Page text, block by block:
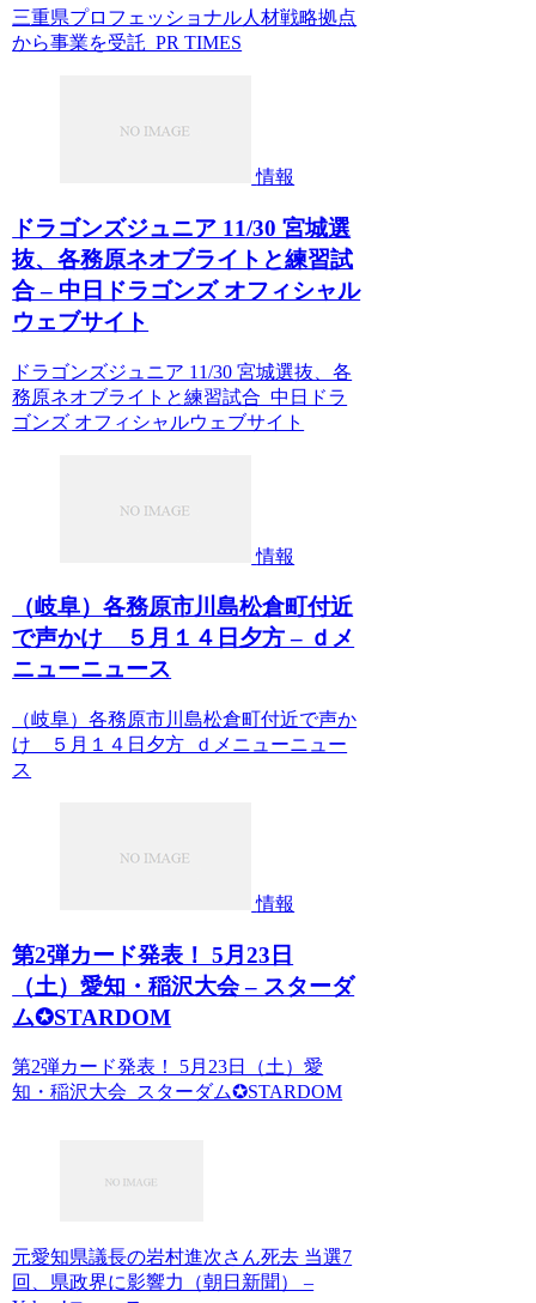
三重県プロフェッショナル人材戦略拠点
から事業を受託 PR TIMES
情報
ドラゴンズジュニア 11/30 宮城選
抜、各務原ネオブライトと練習試
合 – 中日ドラゴンズ オフィシャル
ウェブサイト
ドラゴンズジュニア 11/30 宮城選抜、各
務原ネオブライトと練習試合 中日ドラ
ゴンズ オフィシャルウェブサイト
情報
（岐阜）各務原市川島松倉町付近
で声かけ ５月１４日夕方 – ｄメ
ニューニュース
（岐阜）各務原市川島松倉町付近で声か
け ５月１４日夕方 ｄメニューニュー
ス
情報
第2弾カード発表！ 5月23日
（土）愛知・稲沢大会 – スターダ
ム✪STARDOM
第2弾カード発表！ 5月23日（土）愛
知・稲沢大会 スターダム✪STARDOM
元愛知県議長の岩村進次さん死去 当選7
回、県政界に影響力（朝日新聞） –